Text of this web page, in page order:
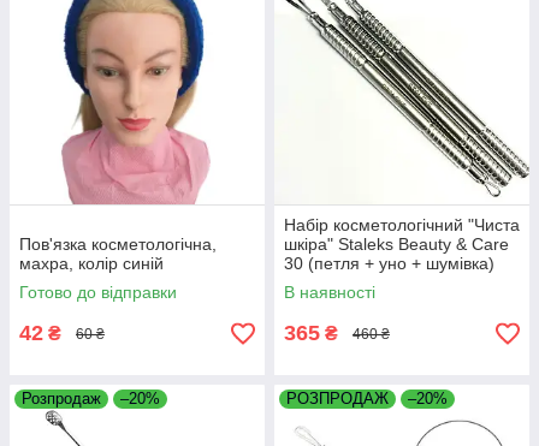
Пов'язка косметологічна,
махра, колір синій
Готово до відправки
42 ₴ 60 ₴
Набір косметологічний "Чиста
шкіра" Staleks Beauty & Care
30 (петля + уно + шумівка)
В наявності
365 ₴ 460 ₴
Розпродаж –20% РОЗПРОДАЖ –20%